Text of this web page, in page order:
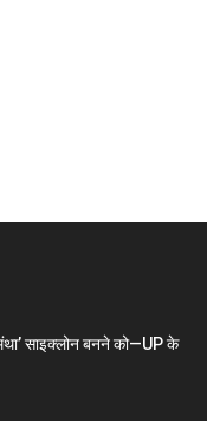
साइक्लोन बनने को—UP के